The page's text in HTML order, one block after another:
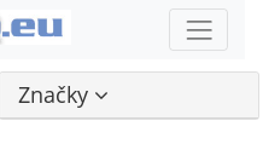
Značky